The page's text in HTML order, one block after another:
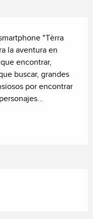
"Tèrra
la aventura en
encontrar,
buscar, grandes
por encontrar